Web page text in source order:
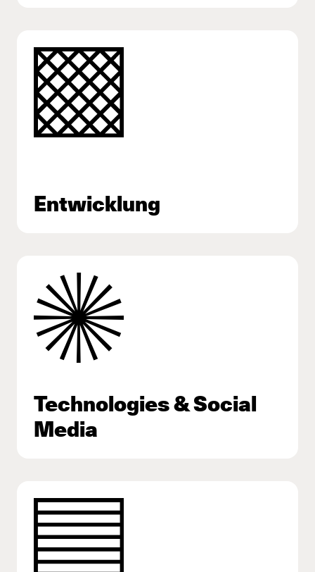
Entwicklung
Technologies & Social
Media